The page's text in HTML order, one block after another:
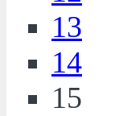
13
14
15